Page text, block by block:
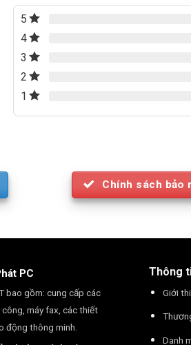
5
4
3
2
1
Chính sách bảo
PC
bao gồm: cung cấp các
công, máy fax, các thiết
động thông minh.
Thông
Giới
Danh